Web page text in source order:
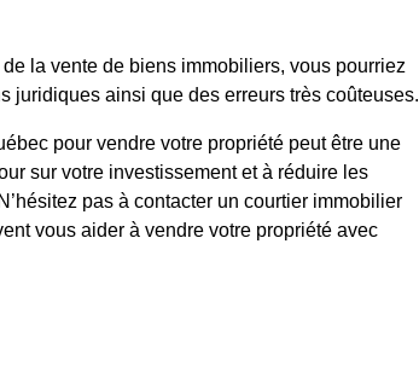
la vente de biens immobiliers, vous pourriez
juridiques ainsi que des erreurs très coûteuses.
pour vendre votre propriété peut être une
sur votre investissement et à réduire les
pas à contacter un courtier immobilier
vous aider à vendre votre propriété avec